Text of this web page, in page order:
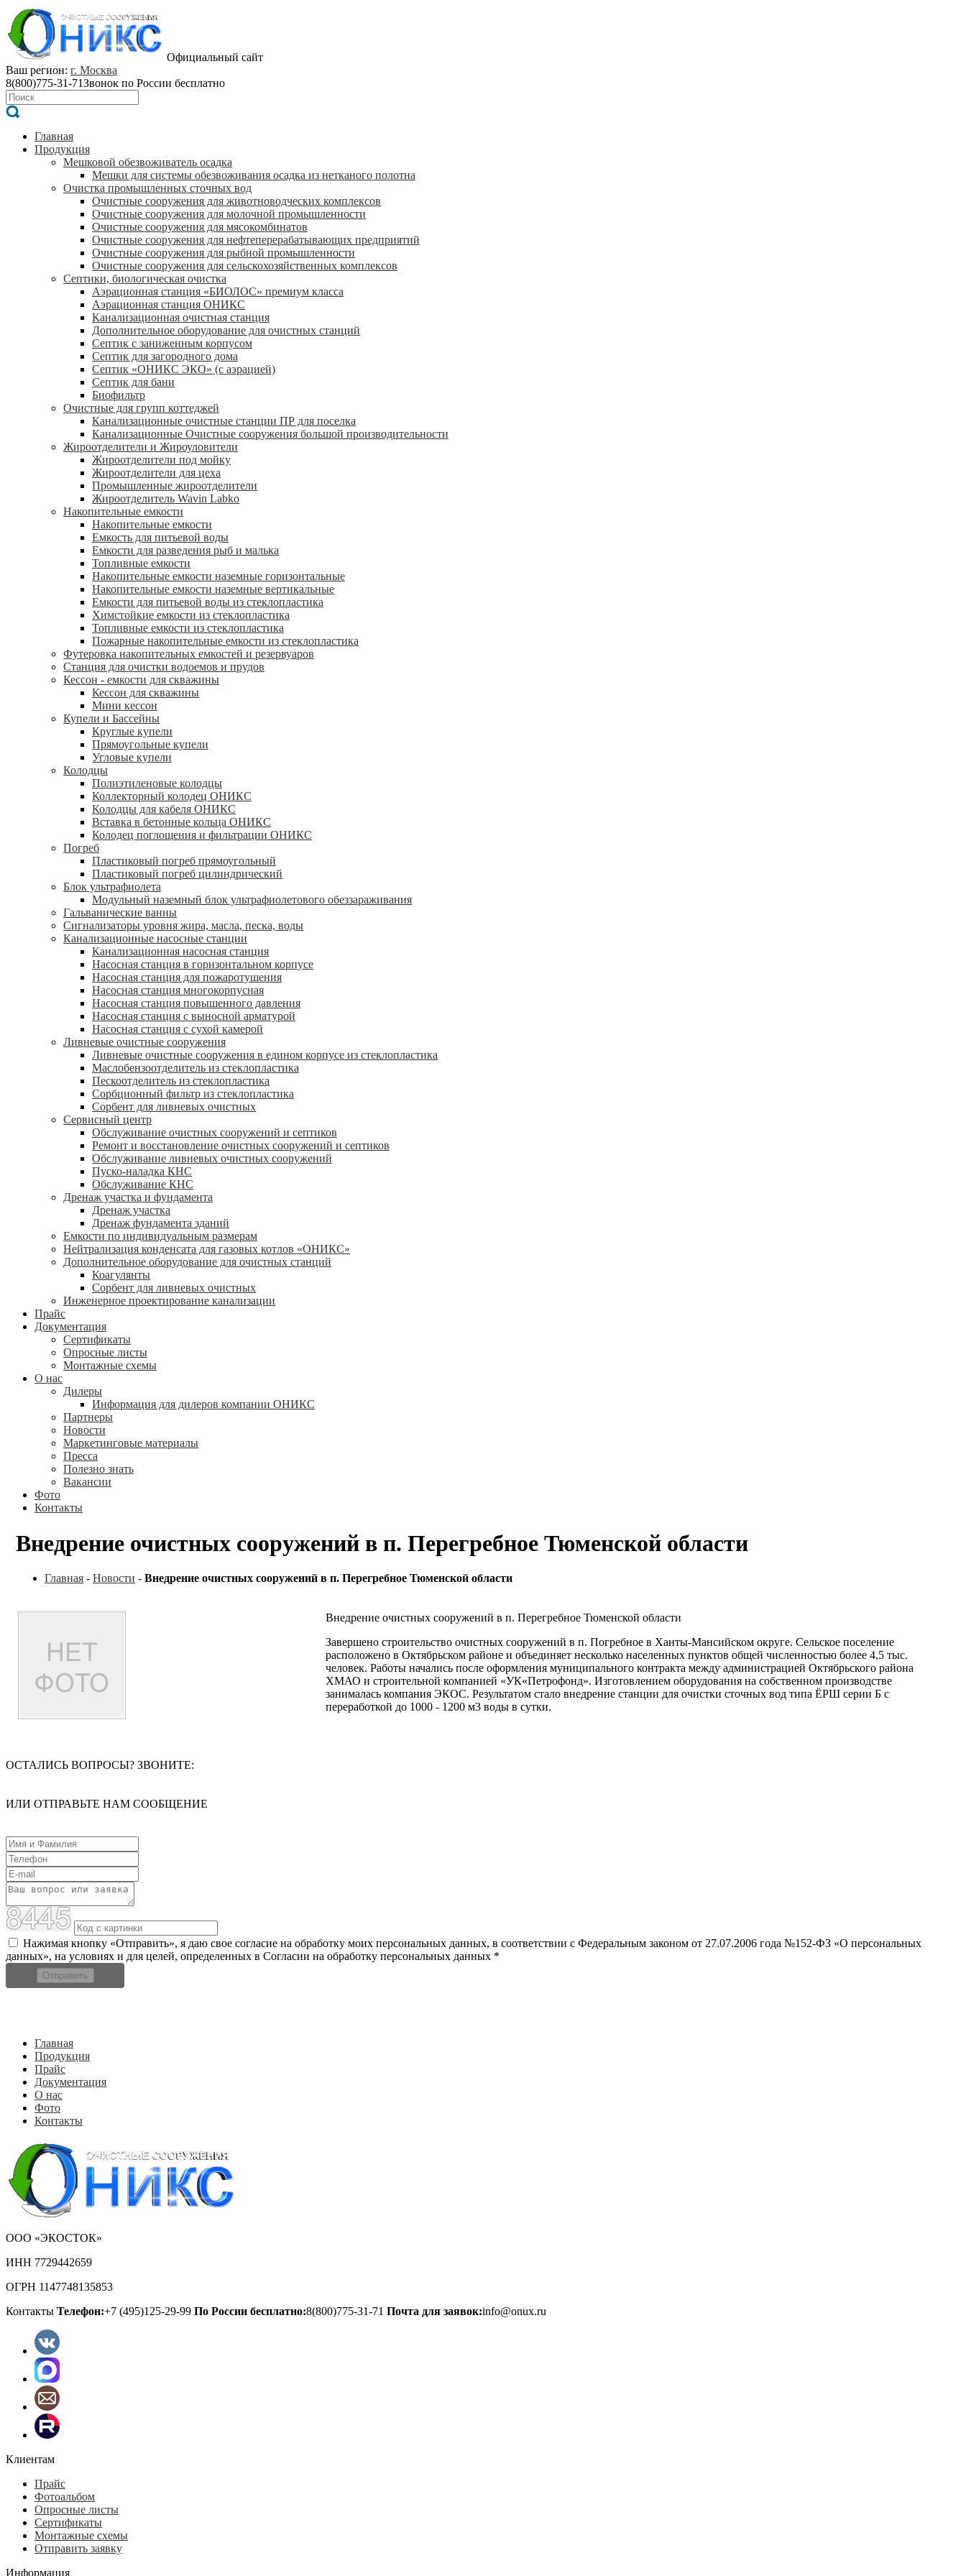
Официальный сайт
Ваш регион: г. Москва
8(800)775-31-71Звонок по России бесплатно
Главная
Продукция
Мешковой обезвоживатель осадка
Мешки для системы обезвоживания осадка из нетканого полотна
Очистка промышленных сточных вод
Очистные сооружения для животноводческих комплексов
Очистные сооружения для молочной промышленности
Очистные сооружения для мясокомбинатов
Очистные сооружения для нефтеперерабатывающих предприятий
Очистные сооружения для рыбной промышленности
Очистные сооружения для сельскохозяйственных комплексов
Септики, биологическая очистка
Аэрационная станция «БИОЛОС» премиум класса
Аэрационная станция ОНИКС
Канализационная очистная станция
Дополнительное оборудование для очистных станций
Септик с заниженным корпусом
Септик для загородного дома
Септик «ОНИКС ЭКО» (с аэрацией)
Септик для бани
Биофильтр
Очистные для групп коттеджей
Канализационные очистные станции ПР для поселка
Канализационные Очистные сооружения большой производительности
Жироотделители и Жироуловители
Жироотделители под мойку
Жироотделители для цеха
Промышленные жироотделители
Жироотделитель Wavin Labko
Накопительные емкости
Накопительные емкости
Емкость для питьевой воды
Емкости для разведения рыб и малька
Топливные емкости
Накопительные емкости наземные горизонтальные
Накопительные емкости наземные вертикальные
Емкости для питьевой воды из стеклопластика
Химстойкие емкости из стеклопластика
Топливные емкости из стеклопластика
Пожарные накопительные емкости из стеклопластика
Футеровка накопительных емкостей и резервуаров
Станция для очистки водоемов и прудов
Кессон - емкости для скважины
Кессон для скважины
Мини кессон
Купели и Бассейны
Круглые купели
Прямоугольные купели
Угловые купели
Колодцы
Полиэтиленовые колодцы
Коллекторный колодец ОНИКС
Колодцы для кабеля ОНИКС
Вставка в бетонные кольца ОНИКС
Колодец поглощения и фильтрации ОНИКС
Погреб
Пластиковый погреб прямоугольный
Пластиковый погреб цилиндрический
Блок ультрафиолета
Модульный наземный блок ультрафиолетового обеззараживания
Гальванические ванны
Сигнализаторы уровня жира, масла, песка, воды
Канализационные насосные станции
Канализационная насосная станция
Насосная станция в горизонтальном корпусе
Насосная станция для пожаротушения
Насосная станция многокорпусная
Насосная станция повышенного давления
Насосная станция с выносной арматурой
Насосная станция с сухой камерой
Ливневые очистные сооружения
Ливневые очистные сооружения в едином корпусе из стеклопластика
Маслобензоотделитель из стеклопластика
Пескоотделитель из стеклопластика
Сорбционный фильтр из стеклопластика
Сорбент для ливневых очистных
Сервисный центр
Обслуживание очистных сооружений и септиков
Ремонт и восстановление очистных сооружений и септиков
Обслуживание ливневых очистных сооружений
Пуско-наладка КНС
Обслуживание КНС
Дренаж участка и фундамента
Дренаж участка
Дренаж фундамента зданий
Емкости по индивидуальным размерам
Нейтрализация конденсата для газовых котлов «ОНИКС»
Дополнительное оборудование для очистных станций
Коагулянты
Сорбент для ливневых очистных
Инженерное проектирование канализации
Прайс
Документация
Сертификаты
Опросные листы
Монтажные схемы
О нас
Дилеры
Информация для дилеров компании ОНИКС
Партнеры
Новости
Маркетинговые материалы
Пресса
Полезно знать
Вакансии
Фото
Контакты
Внедрение очистных сооружений в п. Перегребное Тюменской области
Главная - Новости - Внедрение очистных сооружений в п. Перегребное Тюменской области
Внедрение очистных сооружений в п. Перегребное Тюменской области
Завершено строительство очистных сооружений в п. Погребное в Ханты-Мансийском округе. Сельское поселение
расположено в Октябрьском районе и объединяет несколько населенных пунктов общей численностью более 4,5 тыс.
человек. Работы начались после оформления муниципального контракта между администрацией Октябрьского района
ХМАО и строительной компанией «УК«Петрофонд». Изготовлением оборудования на собственном производстве
занималась компания ЭКОС. Результатом стало внедрение станции для очистки сточных вод типа ЁРШ серии Б с
переработкой до 1000 - 1200 м3 воды в сутки.
ОСТАЛИСЬ ВОПРОСЫ? ЗВОНИТЕ:
ИЛИ ОТПРАВЬТЕ НАМ СООБЩЕНИЕ
Нажимая кнопку «Отправить», я даю свое согласие на обработку моих персональных данных, в соответствии с Федеральным законом от 27.07.2006 года №152-ФЗ «О персональных
данных», на условиях и для целей, определенных в Согласии на обработку персональных данных *
Отправить
Главная
Продукция
Прайс
Документация
О нас
Фото
Контакты
ООО «ЭКОСТОК»
ИНН 7729442659
ОГРН 1147748135853
Контакты Телефон:+7 (495)125-29-99 По России бесплатно:8(800)775-31-71 Почта для заявок:info@onux.ru
Клиентам
Прайс
Фотоальбом
Опросные листы
Сертификаты
Монтажные схемы
Отправить заявку
Информация